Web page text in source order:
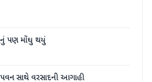
પણ મોંઘુ થયું
સાથે વરસાદની આગાહી